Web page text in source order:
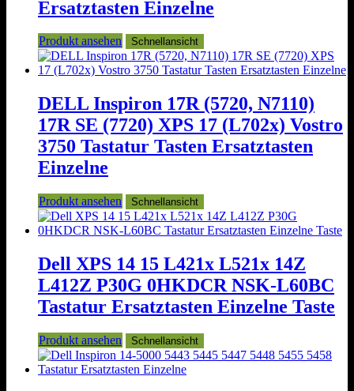
Ersatztasten Einzelne
Produkt ansehen Schnellansicht
DELL Inspiron 17R (5720, N7110)
17R SE (7720) XPS 17 (L702x) Vostro
3750 Tastatur Tasten Ersatztasten
Einzelne
Produkt ansehen Schnellansicht
Dell XPS 14 15 L421x L521x 14Z
L412Z P30G 0HKDCR NSK-L60BC
Tastatur Ersatztasten Einzelne Taste
Produkt ansehen Schnellansicht